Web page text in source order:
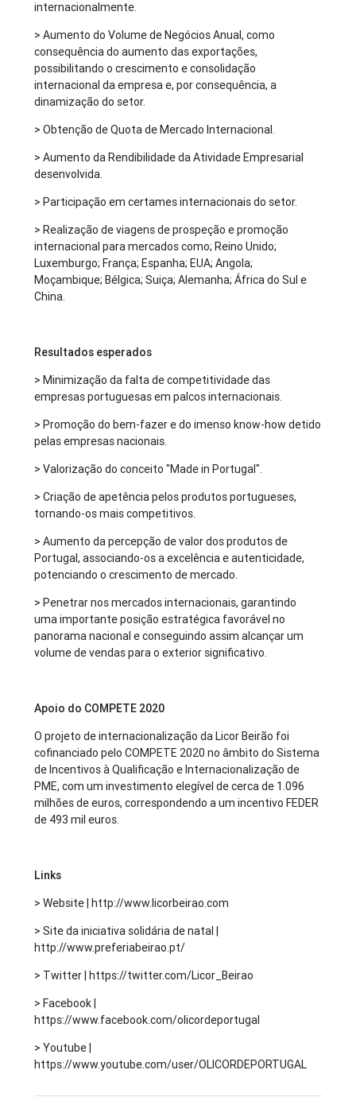
internacionalmente.
> Aumento do Volume de Negócios Anual, como
consequência do aumento das exportações,
possibilitando o crescimento e consolidação
internacional da empresa e, por consequência, a
dinamização do setor.
> Obtenção de Quota de Mercado Internacional.
> Aumento da Rendibilidade da Atividade Empresarial
desenvolvida.
> Participação em certames internacionais do setor.
> Realização de viagens de prospeção e promoção
internacional para mercados como; Reino Unido;
Luxemburgo; França; Espanha; EUA; Angola;
Moçambique; Bélgica; Suiça; Alemanha; África do Sul e
China.
Resultados esperados
> Minimização da falta de competitividade das
empresas portuguesas em palcos internacionais.
> Promoção do bem-fazer e do imenso know-how detido
pelas empresas nacionais.
> Valorização do conceito "Made in Portugal".
> Criação de apetência pelos produtos portugueses,
tornando-os mais competitivos.
> Aumento da percepção de valor dos produtos de
Portugal, associando-os a excelência e autenticidade,
potenciando o crescimento de mercado.
> Penetrar nos mercados internacionais, garantindo
uma importante posição estratégica favorável no
panorama nacional e conseguindo assim alcançar um
volume de vendas para o exterior significativo.
Apoio do COMPETE 2020
O projeto de internacionalização da Licor Beirão foi
cofinanciado pelo COMPETE 2020 no âmbito do Sistema
de Incentivos à Qualificação e Internacionalização de
PME, com um investimento elegível de cerca de 1.096
milhões de euros, correspondendo a um incentivo FEDER
de 493 mil euros.
Links
> Website | http://www.licorbeirao.com
> Site da iniciativa solidária de natal |
http://www.preferiabeirao.pt/
> Twitter | https://twitter.com/Licor_Beirao
> Facebook |
https://www.facebook.com/olicordeportugal
> Youtube |
https://www.youtube.com/user/OLICORDEPORTUGAL